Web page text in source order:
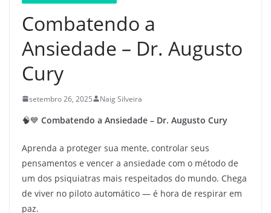
Combatendo a
Ansiedade – Dr. Augusto
Cury
setembro 26, 2025 Naig Silveira
🧠💙 Combatendo a Ansiedade – Dr. Augusto Cury
Aprenda a proteger sua mente, controlar seus
pensamentos e vencer a ansiedade com o método de
um dos psiquiatras mais respeitados do mundo. Chega
de viver no piloto automático — é hora de respirar em
paz.